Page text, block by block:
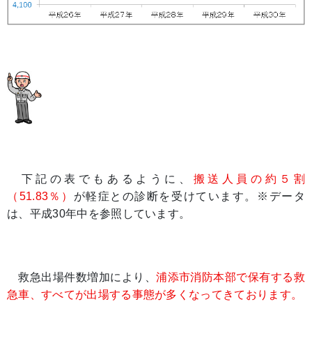
下記の表でもあるように、 搬送人員の約５割
（51.83％） が軽症との診断を受けています。※データ
は、平成30年中を参照しています。
救急出場件数増加により、浦添市消防本部で保有する救
急車、すべてが出場する事態が多くなってきております。